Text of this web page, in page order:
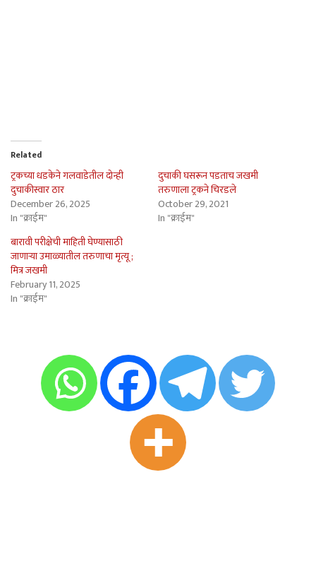
Related
ट्रकच्या धडकेने गलवाडेतील दोन्ही
दुचाकीस्वार ठार
December 26, 2025
In "क्राईम"
दुचाकी घसरून पडताच जखमी
तरुणाला ट्रकने चिरडले
October 29, 2021
In "क्राईम"
बारावी परीक्षेची माहिती घेण्यासाठी
जाणार्‍या उमाळ्यातील तरुणाचा मृत्यू ;
मित्र जखमी
February 11, 2025
In "क्राईम"